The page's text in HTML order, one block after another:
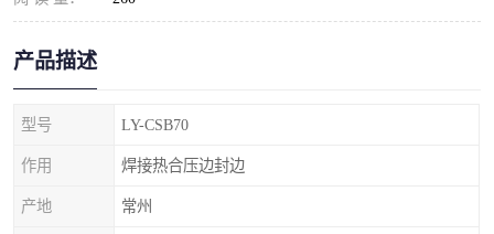
产品描述
型号 LY-CSB70
作用 焊接热合压边封边
产地 常州